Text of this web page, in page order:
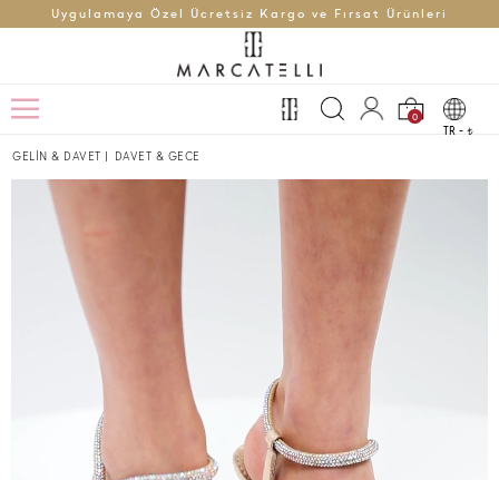
Uygulamaya Özel Ücretsiz Kargo ve Fırsat Ürünleri
0
TR - t
GELİN & DAVET | DAVET & GECE